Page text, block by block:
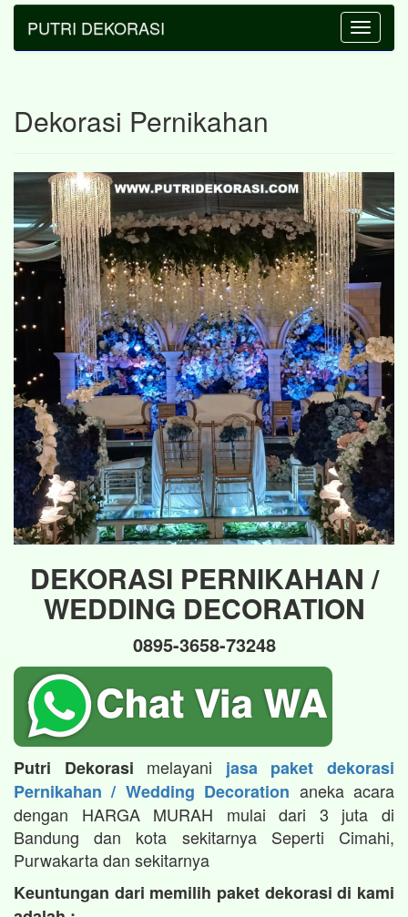
Toggle
PUTRI DEKORASI
Dekorasi Pernikahan
DEKORASI PERNIKAHAN /
WEDDING DECORATION
0895-3658-73248
Putri Dekorasi melayani jasa paket dekorasi
Pernikahan / Wedding Decoration aneka acara
dengan HARGA MURAH mulai dari 3 juta di
Bandung dan kota sekitarnya Seperti Cimahi,
Purwakarta dan sekitarnya
Keuntungan dari memilih paket dekorasi di kami